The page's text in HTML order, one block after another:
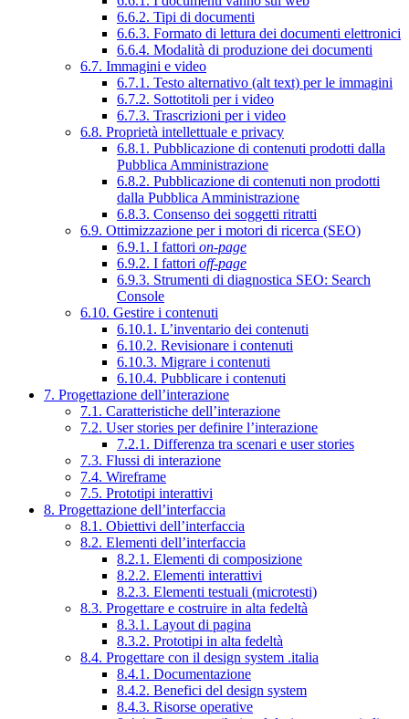
6.6.2. Tipi di documenti
6.6.3. Formato di lettura dei documenti elettronici
6.6.4. Modalità di produzione dei documenti
6.7. Immagini e video
6.7.1. Testo alternativo (alt text) per le immagini
6.7.2. Sottotitoli per i video
6.7.3. Trascrizioni per i video
6.8. Proprietà intellettuale e privacy
6.8.1. Pubblicazione di contenuti prodotti dalla
Pubblica Amministrazione
6.8.2. Pubblicazione di contenuti non prodotti
dalla Pubblica Amministrazione
6.8.3. Consenso dei soggetti ritratti
6.9. Ottimizzazione per i motori di ricerca (SEO)
6.9.1. I fattori on-page
6.9.2. I fattori off-page
6.9.3. Strumenti di diagnostica SEO: Search
Console
6.10. Gestire i contenuti
6.10.1. L’inventario dei contenuti
6.10.2. Revisionare i contenuti
6.10.3. Migrare i contenuti
6.10.4. Pubblicare i contenuti
7. Progettazione dell’interazione
7.1. Caratteristiche dell’interazione
7.2. User stories per definire l’interazione
7.2.1. Differenza tra scenari e user stories
7.3. Flussi di interazione
7.4. Wireframe
7.5. Prototipi interattivi
8. Progettazione dell’interfaccia
8.1. Obiettivi dell’interfaccia
8.2. Elementi dell’interfaccia
8.2.1. Elementi di composizione
8.2.2. Elementi interattivi
8.2.3. Elementi testuali (microtesti)
8.3. Progettare e costruire in alta fedeltà
8.3.1. Layout di pagina
8.3.2. Prototipi in alta fedeltà
8.4. Progettare con il design system .italia
8.4.1. Documentazione
8.4.2. Benefici del design system
8.4.3. Risorse operative